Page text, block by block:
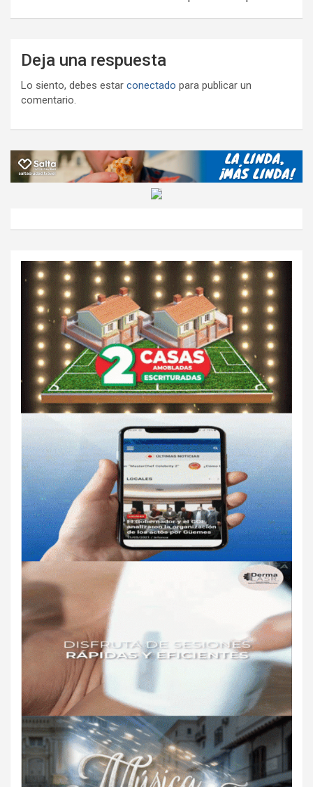
Deja una respuesta
Lo siento, debes estar conectado para publicar un
comentario.